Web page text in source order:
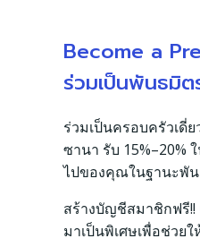
Become a
ร่วมเป็นพันธมิต
ร่วมเป็นครอบครัวเดี่
ซานา รับ 15%–20%
ไปของคุณในฐานะพัน
สร้างบัญชีสมาชิกฟรี
มาเป็นพิเศษเพื่อช่ว